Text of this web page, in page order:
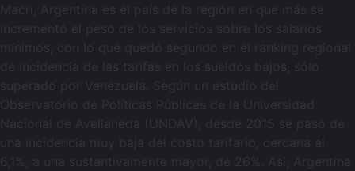
Macri, Argentina es el país de la región en que más se
incrementó el peso de los servicios sobre los salarios
mínimos, con lo que quedó segundo en el ranking regional
de incidencia de las tarifas en los sueldos bajos, sólo
superado por Venezuela. Según un estudio del
Observatorio de Políticas Públicas de la Universidad
Nacional de Avellaneda (UNDAV), desde 2015 se pasó de
una incidencia muy baja del costo tarifario, cercana al
6,1%, a una sustantivamente mayor, de 26%. Así, Argentina